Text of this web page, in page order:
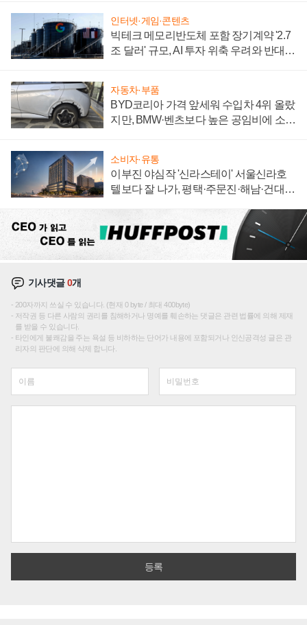
인터넷·게임·콘텐츠
빅테크 메모리반도체 포함 장기계약 '2.7
조 달러' 규모, AI 투자 위축 우려와 반대
자동차·부품
BYD코리아 가격 앞세워 수입차 4위 올랐
지만, BMW·벤츠보다 높은 공임비에 소비
소비자·유통
이부진 야심작 '신라스테이' 서울신라호
텔보다 잘 나가, 평택·주문진·해남·건대로
기사댓글0개
200자까지 쓰실 수 있습니다. (현재 0 byte / 최대 400byte)
저작권 등 다른 사람의 권리를 침해하거나 명예를 훼손하는 댓글은 관련 법률에 의해 제재
를 받을 수 있습니다.
타인에게 불쾌감을 주는 욕설 등 비하하는 단어가 내용에 포함되거나 인신공격성 글은 관
리자의 판단에 의해 삭제 합니다.